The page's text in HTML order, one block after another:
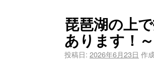
琵琶湖の上
あります！～
投稿日: 2026年6月23日 作